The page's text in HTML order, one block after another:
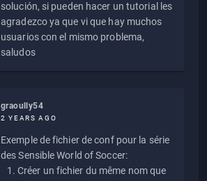
solución, si pueden hacer un tutorial les
agradezco ya que vi que hay muchos
usuarios con el mismo problema,
saludos
graoully54
2 YEARS AGO
Exemple de fichier de conf pour la série
des Sensible World of Soccer:
Créer un fichier du même nom que